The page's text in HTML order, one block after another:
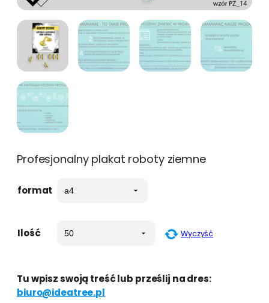
Profesjonalny plakat roboty ziemne
format
Ilość Wyczyść
Tu wpisz swoją treść lub prześlij na dres:
biuro@ideatree.pl